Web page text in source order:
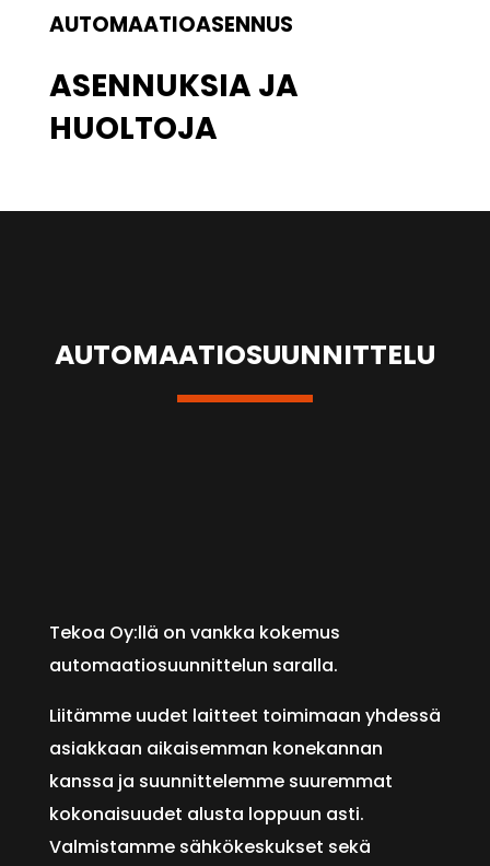
AUTOMAATIOASENNUS
ASENNUKSIA JA
HUOLTOJA
AUTOMAATIOSUUNNITTELU
Tekoa Oy:llä on vankka kokemus
automaatiosuunnittelun saralla.
Liitämme uudet laitteet toimimaan yhdessä
asiakkaan aikaisemman konekannan
kanssa ja suunnittelemme suuremmat
kokonaisuudet alusta loppuun asti.
Valmistamme sähkökeskukset sekä